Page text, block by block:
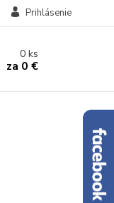
Prihlásenie
0ks
za 0 €